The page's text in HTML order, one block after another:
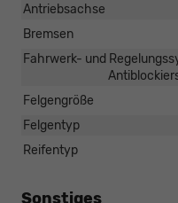
Antriebsachse
Bremsen
Fahrwerk- und
Felgengröße
Felgentyp
Reifentyp
Sonstiges